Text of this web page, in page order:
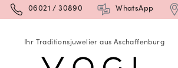
06021 / 30890 WhatsApp
Ihr Traditionsjuwelier aus Aschaffenburg